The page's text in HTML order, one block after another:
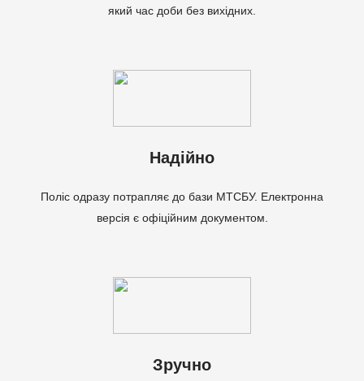
який час доби без вихідних.
Надійно
Поліс одразу потрапляє до бази МТСБУ. Електронна
версія є офіційним документом.
Зручно